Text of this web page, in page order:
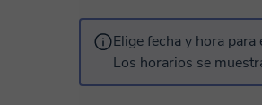
primer minuto.
Elige fecha y hora
Los horarios se